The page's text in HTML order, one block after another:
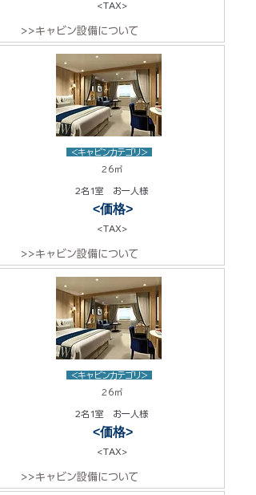
<TAX>
>>キャビン設備について
<キャビンカテゴリ>
26㎡
2名1室 お一人様
<価格>
<TAX>
>>キャビン設備について
<キャビンカテゴリ>
26㎡
2名1室 お一人様
<価格>
<TAX>
>>キャビン設備について